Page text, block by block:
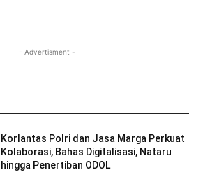
- Advertisment -
Korlantas Polri dan Jasa Marga Perkuat
Kolaborasi, Bahas Digitalisasi, Nataru
hingga Penertiban ODOL